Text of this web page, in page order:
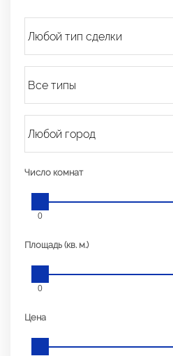
Число комнат
0
Площадь (кв. м.)
0
Цена